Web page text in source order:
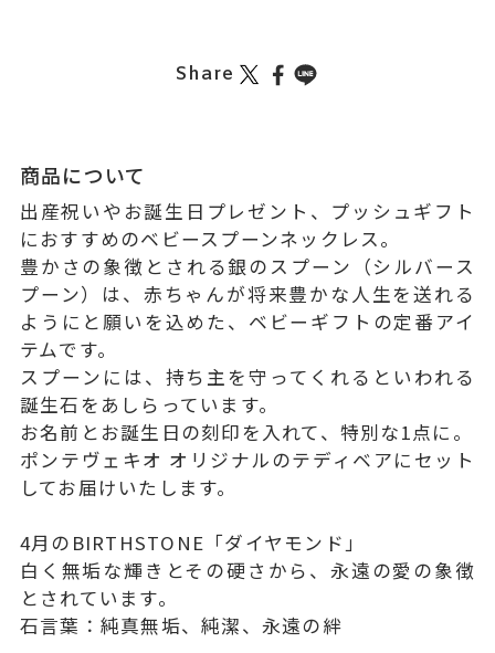
Share
商品について
出産祝いやお誕生日プレゼント、プッシュギフト
におすすめのベビースプーンネックレス。
豊かさの象徴とされる銀のスプーン（シルバース
プーン）は、赤ちゃんが将来豊かな人生を送れる
ようにと願いを込めた、ベビーギフトの定番アイ
テムです。
スプーンには、持ち主を守ってくれるといわれる
誕生石をあしらっています。
お名前とお誕生日の刻印を入れて、特別な1点に。
ポンテヴェキオ オリジナルのテディベアにセット
してお届けいたします。
4月のBIRTHSTONE「ダイヤモンド」
白く無垢な輝きとその硬さから、永遠の愛の象徴
とされています。
石言葉：純真無垢、純潔、永遠の絆